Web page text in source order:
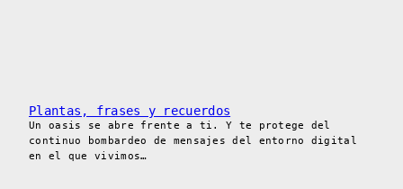
Plantas, frases y recuerdos
Un oasis se abre frente a ti. Y te protege del
continuo bombardeo de mensajes del entorno digital
en el que vivimos…